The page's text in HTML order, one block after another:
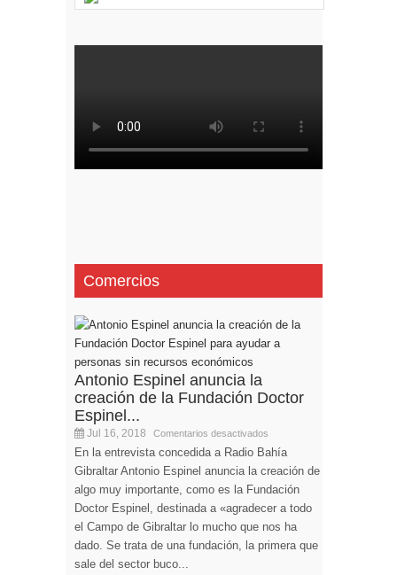
Comercios
Antonio Espinel anuncia la
creación de la Fundación Doctor
Espinel...
Jul 16, 2018 Comentarios desactivados
En la entrevista concedida a Radio Bahía
Gibraltar Antonio Espinel anuncia la creación de
algo muy importante, como es la Fundación
Doctor Espinel, destinada a «agradecer a todo
el Campo de Gibraltar lo mucho que nos ha
dado. Se trata de una fundación, la primera que
sale del sector buco...